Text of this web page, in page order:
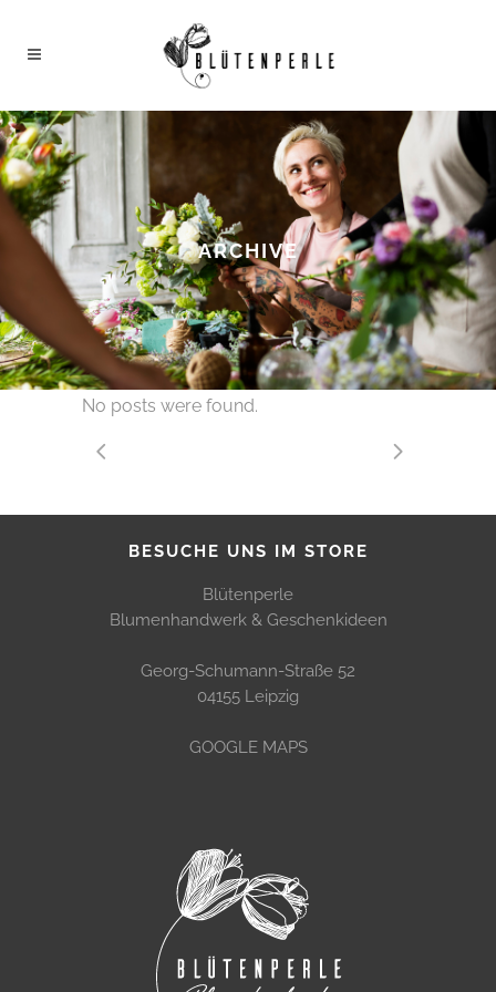
ARCHIVE
No posts were found.
BESUCHE UNS IM STORE
Blütenperle
Blumenhandwerk & Geschenkideen
Georg-Schumann-Straße 52
04155 Leipzig
GOOGLE MAPS